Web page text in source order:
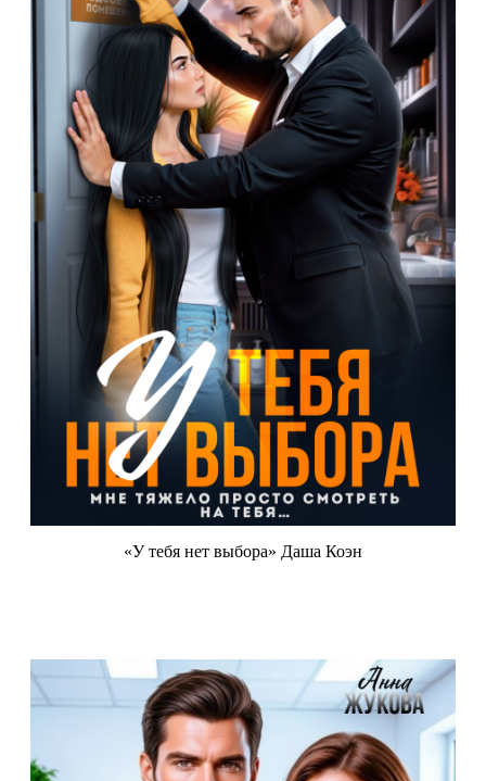
«У тебя нет выбора» Даша Коэн